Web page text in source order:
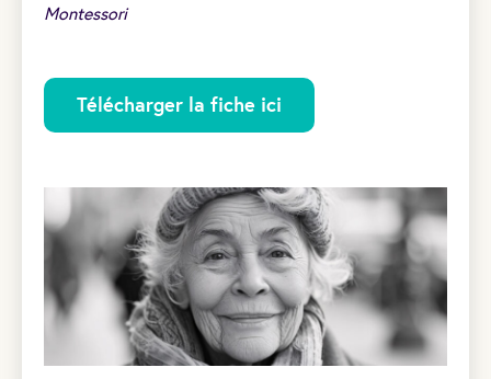
Montessori
Télécharger la fiche ici